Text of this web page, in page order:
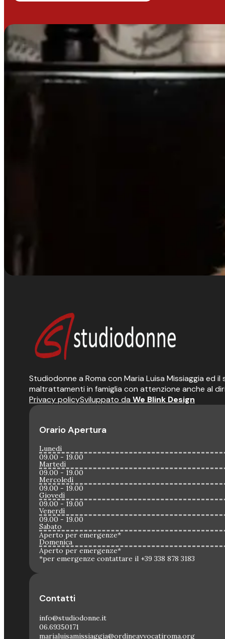
Studiodonne a Roma con Maria Luisa Missiaggia ed
maltrattamenti in famiglia con attenzione anche al
Privacy policySviluppato da We Blink Design
Orario Apertura
Lunedì
09.00 - 19.00
Martedì
09.00 - 19.00
Mercoledì
09.00 - 19.00
Giovedì
09.00 - 19.00
Venerdì
09.00 - 19.00
Sabato
Aperto per emergenze*
Domenica
Aperto per emergenze*
*per emergenze contattare il +39 338 878 3183
Contatti
info@studiodonne.it
06.69350171
marialuisamissiaggia@ordineavvocatiroma.org